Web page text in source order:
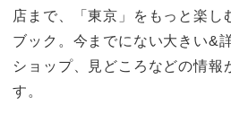
店まで、「東京」をもっと楽し
ブック。今までにない大きい&
ショップ、見どころなどの情報
す。